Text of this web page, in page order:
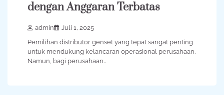
dengan Anggaran Terbatas
admin
Juli 1, 2025
Pemilihan distributor genset yang tepat sangat penting
untuk mendukung kelancaran operasional perusahaan.
Namun, bagi perusahaan…